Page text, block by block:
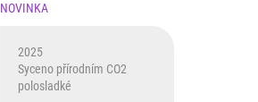
NOVINKA
2025
Syceno přírodním CO2
polosladké